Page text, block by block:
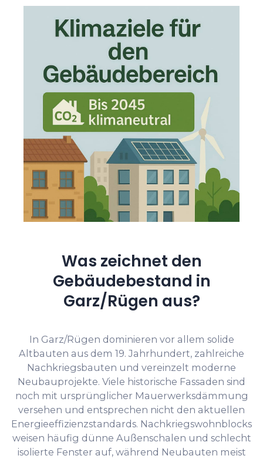
Was zeichnet den
Gebäudebestand in
Garz/Rügen aus?
In Garz/Rügen dominieren vor allem solide
Altbauten aus dem 19. Jahrhundert, zahlreiche
Nachkriegsbauten und vereinzelt moderne
Neubauprojekte. Viele historische Fassaden sind
noch mit ursprünglicher Mauerwerksdämmung
versehen und entsprechen nicht den aktuellen
Energieeffizienzstandards. Nachkriegswohnblocks
weisen häufig dünne Außenschalen und schlecht
isolierte Fenster auf, während Neubauten meist